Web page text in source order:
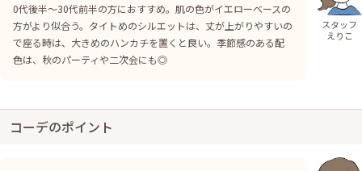
0代後半～30代前半の方におすすめ。肌の色がイエローベースの
方がより似合う。タイトめのシルエットは、丈が上がりやすいの
で座る時は、大きめのハンカチを置くと良い。季節感のある配
色は、秋のパーティや二次会にも◎
スタッフ
えりこ
コーデのポイント